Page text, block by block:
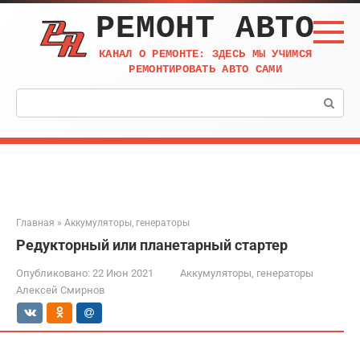
Перейти
контенту
РЕМОНТ АВТО
КАНАЛ О РЕМОНТЕ: ЗДЕСЬ МЫ УЧИМСЯ
РЕМОНТИРОВАТЬ АВТО САМИ
Поиск:
Главная » Аккумуляторы, генераторы
Редукторный или планетарный стартер
Опубликовано: 22 Июн 2021
Аккумуляторы, генераторы
Алексей Смирнов